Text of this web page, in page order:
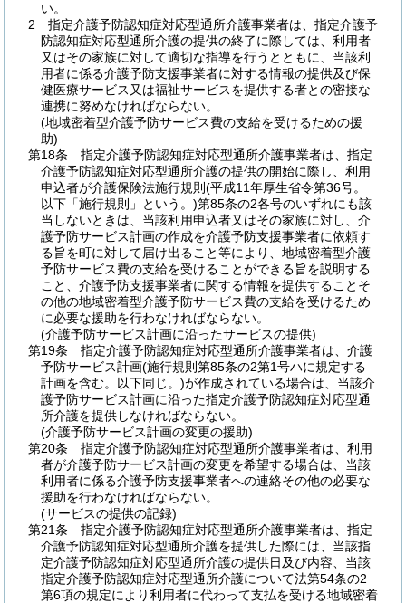
い。
2
指定介護予防認知症対応型通所介護事業者は、指定介護予
防認知症対応型通所介護の提供の終了に際しては、利用者
又はその家族に対して適切な指導を行うとともに、当該利
用者に係る介護予防支援事業者に対する情報の提供及び保
健医療サービス又は福祉サービスを提供する者との密接な
連携に努めなければならない。
(地域密着型介護予防サービス費の支給を受けるための援
助)
第18条
指定介護予防認知症対応型通所介護事業者は、指定
介護予防認知症対応型通所介護の提供の開始に際し、利用
申込者が介護保険法施行規則 (平成11年厚生省令第36号。
以下「施行規則」という。)第85条の2各号のいずれにも該
当しないときは、当該利用申込者又はその家族に対し、介
護予防サービス計画の作成を介護予防支援事業者に依頼す
る旨を町に対して届け出ること等により、地域密着型介護
予防サービス費の支給を受けることができる旨を説明する
こと、介護予防支援事業者に関する情報を提供することそ
の他の地域密着型介護予防サービス費の支給を受けるため
に必要な援助を行わなければならない。
(介護予防サービス計画に沿ったサービスの提供)
第19条
指定介護予防認知症対応型通所介護事業者は、介護
予防サービス計画(施行規則第85条の2第1号ハに規定する
計画を含む。以下同じ。)が作成されている場合は、当該介
護予防サービス計画に沿った指定介護予防認知症対応型通
所介護を提供しなければならない。
(介護予防サービス計画の変更の援助)
第20条
指定介護予防認知症対応型通所介護事業者は、利用
者が介護予防サービス計画の変更を希望する場合は、当該
利用者に係る介護予防支援事業者への連絡その他の必要な
援助を行わなければならない。
(サービスの提供の記録)
第21条
指定介護予防認知症対応型通所介護事業者は、指定
介護予防認知症対応型通所介護を提供した際には、当該指
定介護予防認知症対応型通所介護の提供日及び内容、当該
指定介護予防認知症対応型通所介護について法第54条の2
第6項の規定により利用者に代わって支払を受ける地域密着